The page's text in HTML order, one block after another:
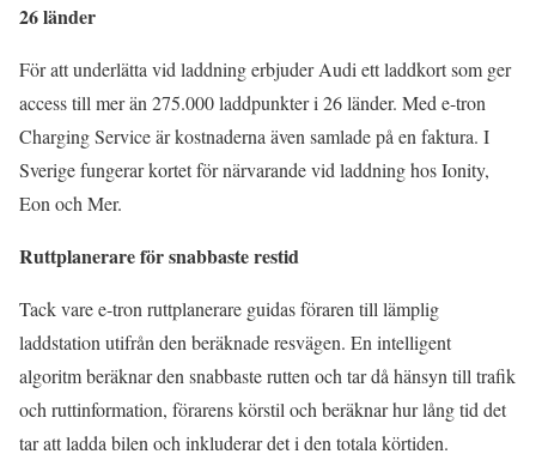
26 länder
För att underlätta vid laddning erbjuder Audi ett laddkort som ger
access till mer än 275.000 laddpunkter i 26 länder. Med e-tron
Charging Service är kostnaderna även samlade på en faktura. I
Sverige fungerar kortet för närvarande vid laddning hos Ionity,
Eon och Mer.
Ruttplanerare för snabbaste restid
Tack vare e-tron ruttplanerare guidas föraren till lämplig
laddstation utifrån den beräknade resvägen. En intelligent
algoritm beräknar den snabbaste rutten och tar då hänsyn till trafik
och ruttinformation, förarens körstil och beräknar hur lång tid det
tar att ladda bilen och inkluderar det i den totala körtiden.